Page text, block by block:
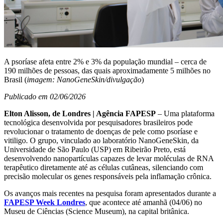
A psoríase afeta entre 2% e 3% da população mundial – cerca de
190 milhões de pessoas, das quais aproximadamente 5 milhões no
Brasil (imagem: NanoGeneSkin/divulgação)
Publicado em 02/06/2026
Elton Alisson, de Londres | Agência FAPESP – Uma plataforma
tecnológica desenvolvida por pesquisadores brasileiros pode
revolucionar o tratamento de doenças de pele como psoríase e
vitiligo. O grupo, vinculado ao laboratório NanoGeneSkin, da
Universidade de São Paulo (USP) em Ribeirão Preto, está
desenvolvendo nanopartículas capazes de levar moléculas de RNA
terapêutico diretamente até as células cutâneas, silenciando com
precisão molecular os genes responsáveis pela inflamação crônica.
Os avanços mais recentes na pesquisa foram apresentados durante a
FAPESP Week Londres, que acontece até amanhã (04/06) no
Museu de Ciências (Science Museum), na capital britânica.